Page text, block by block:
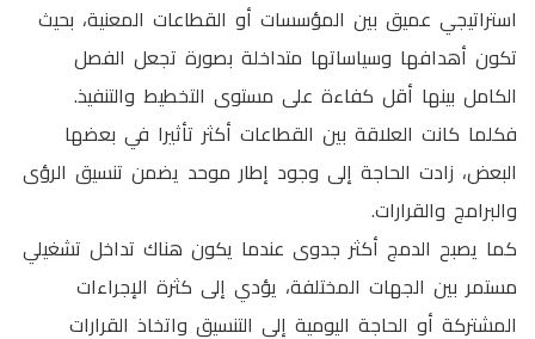
استراتيجي عميق بين المؤسسات أو القطاعات المعنية، بحيث
تكون أهدافها وسياساتها متداخلة بصورة تجعل الفصل
الكامل بينها أقل كفاءة على مستوى التخطيط والتنفيذ.
فكلما كانت العلاقة بين القطاعات أكثر تأثيرا في بعضها
البعض، زادت الحاجة إلى وجود إطار موحد يضمن تنسيق الرؤى
والبرامج والقرارات.
كما يصبح الدمج أكثر جدوى عندما يكون هناك تداخل تشغيلي
مستمر بين الجهات المختلفة، يؤدي إلى كثرة الإجراءات
المشتركة أو الحاجة اليومية إلى التنسيق واتخاذ القرارات